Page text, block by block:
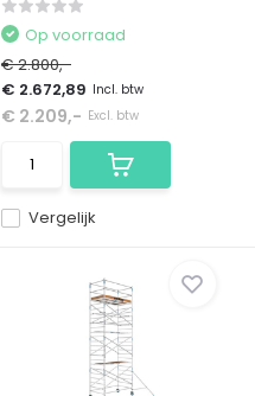
Vergelijk
Op voorraad
€ 2.800,-
€ 2.672,89 Incl. btw
€ 2.209,- Excl. btw